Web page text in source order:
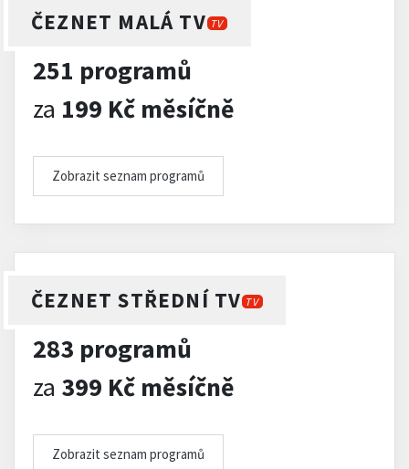
ČEZNET MALÁ TV TV
251 programů
za 199 Kč měsíčně
Zobrazit seznam programů
ČEZNET STŘEDNÍ TV TV
283 programů
za 399 Kč měsíčně
Zobrazit seznam programů